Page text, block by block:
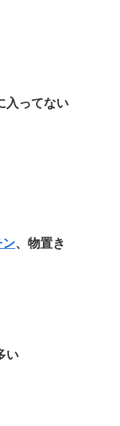
入ってない
ン、物置き
い